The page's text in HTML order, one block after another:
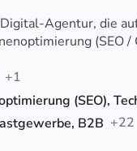
Agentur, die
(SEO /
+1
B2B +22